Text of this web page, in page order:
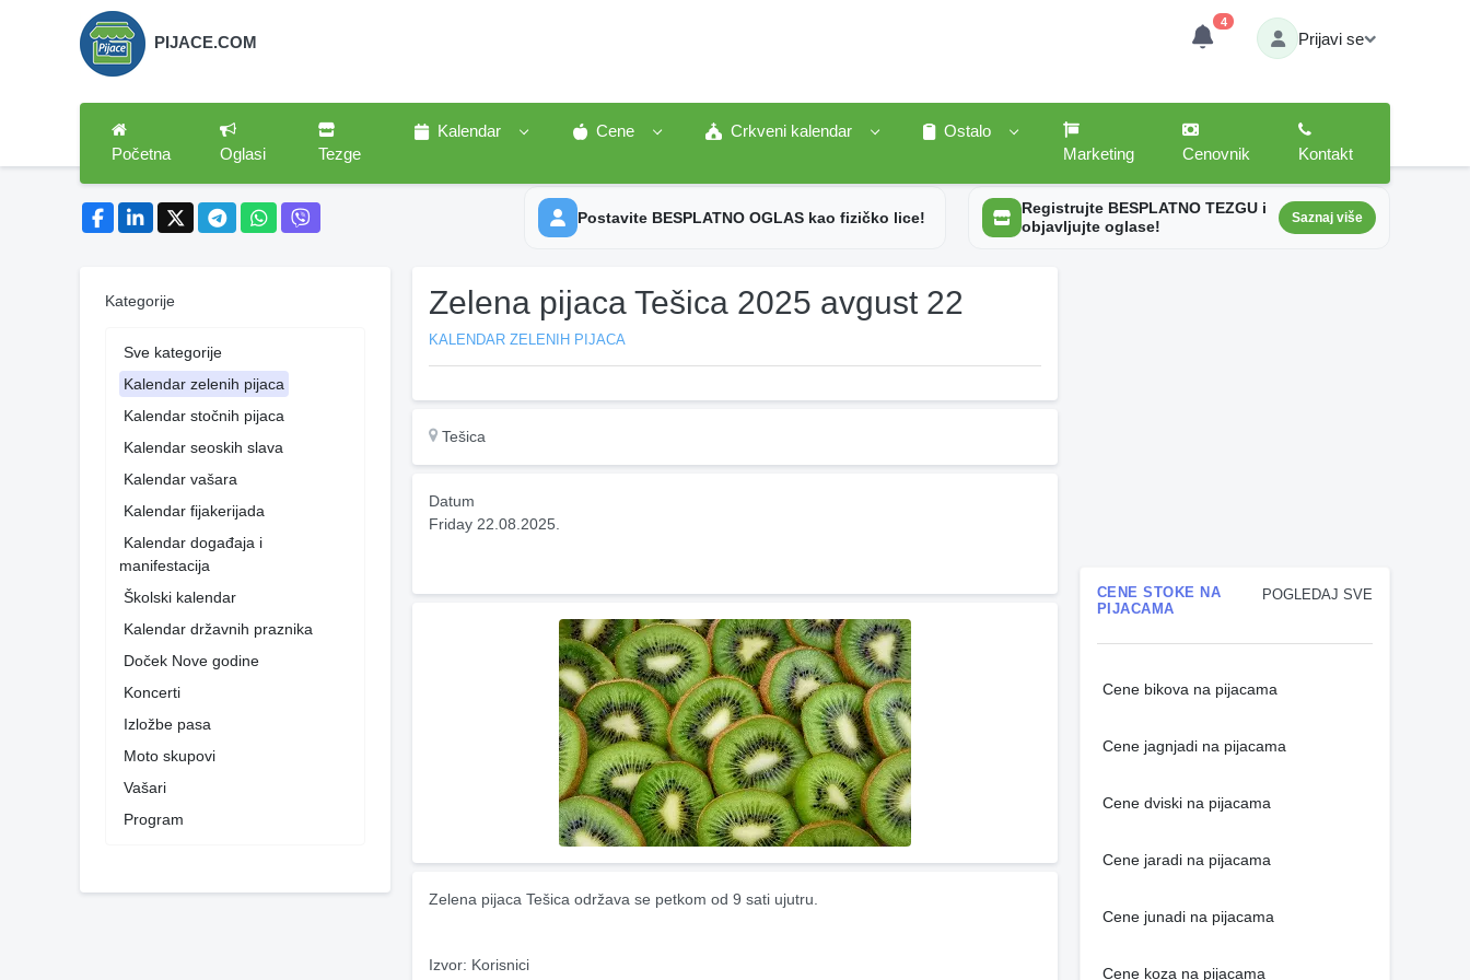
PIJACE.COM
4
Prijavi se
Početna Oglasi Tezge
Kalendar Cene Crkveni kalendar
Ostalo
Marketing
Cenovnik Kontakt
Postavite BESPLATNO OGLAS kao fizičko lice!
Registrujte BESPLATNO TEZGU i
objavljujte oglase!
Saznaj više
Kategorije
Sve kategorije
Kalendar zelenih pijaca
Kalendar stočnih pijaca
Kalendar seoskih slava
Kalendar vašara
Kalendar fijakerijada
Kalendar događaja i
manifestacija
Školski kalendar
Kalendar državnih praznika
Doček Nove godine
Koncerti
Izložbe pasa
Moto skupovi
Vašari
Program
Zelena pijaca Tešica 2025 avgust 22
KALENDAR ZELENIH PIJACA
Tešica
Datum
Friday 22.08.2025.
Zelena pijaca Tešica održava se petkom od 9 sati ujutru.
Izvor: Korisnici
POGLEDAJ SVE
CENE STOKE NA
PIJACAMA
Cene bikova na pijacama
Cene jagnjadi na pijacama
Cene dviski na pijacama
Cene jaradi na pijacama
Cene junadi na pijacama
Cene koza na pijacama